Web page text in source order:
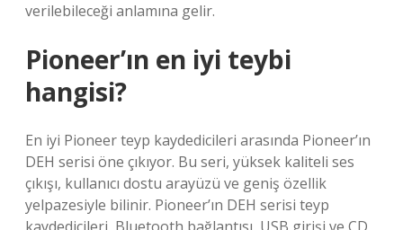
verilebileceği anlamına gelir.
Pioneer’ın en iyi teybi
hangisi?
En iyi Pioneer teyp kaydedicileri arasında Pioneer’ın
DEH serisi öne çıkıyor. Bu seri, yüksek kaliteli ses
çıkışı, kullanıcı dostu arayüzü ve geniş özellik
yelpazesiyle bilinir. Pioneer’ın DEH serisi teyp